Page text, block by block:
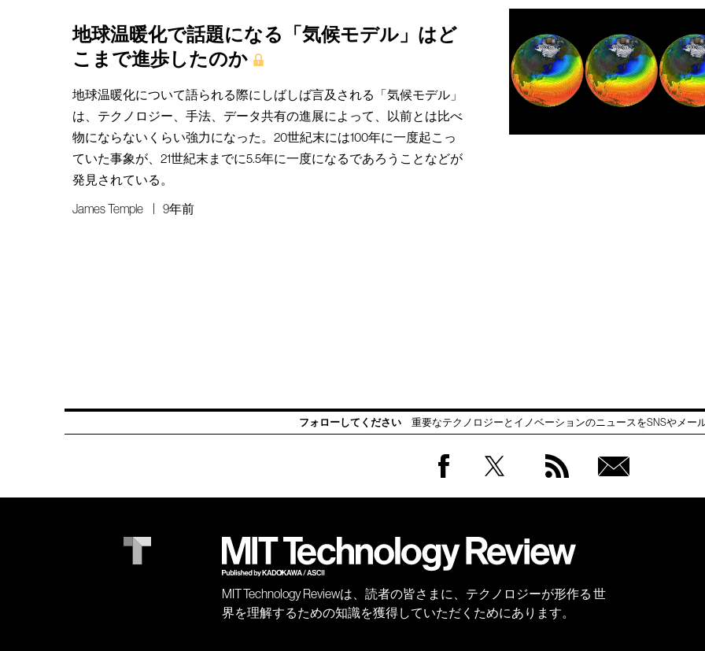
地球温暖化で話題になる「気候モデル」はど
こまで進歩したのか
地球温暖化について語られる際にしばしば言及される「気候モデル」
は、テクノロジー、手法、データ共有の進展によって、以前とは比べ
物にならないくらい強力になった。20世紀末には100年に一度起こっ
ていた事象が、21世紀末までに5.5年に一度になるであろうことなどが
発見されている。
James Temple 9年前
フォローしてください 重要なテクノロジーとイノベーションのニュースをSNSやメー
会員
MIT Technology Reviewは、読者の皆さまに、テクノロジーが形作る 世
界を理解するための知識を獲得していただくためにあります。